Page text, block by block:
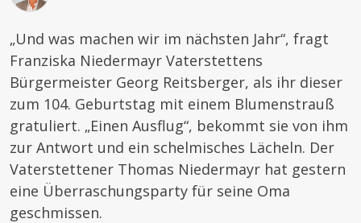
„Und was machen wir im nächsten Jahr“, fragt
Franziska Niedermayr Vaterstettens
Bürgermeister Georg Reitsberger, als ihr dieser
zum 104. Geburtstag mit einem Blumenstrauß
gratuliert. „Einen Ausflug“, bekommt sie von ihm
zur Antwort und ein schelmisches Lächeln. Der
Vaterstettener Thomas Niedermayr hat gestern
eine Überraschungsparty für seine Oma
geschmissen.